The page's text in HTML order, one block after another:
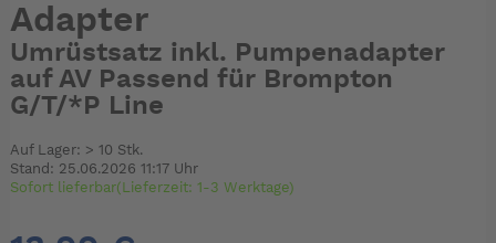
Adapter
Umrüstsatz inkl. Pumpenadapter
auf AV Passend für Brompton
G/T/*P Line
Auf Lager: > 10 Stk.
Stand: 25.06.2026 11:17 Uhr
Sofort lieferbar(Lieferzeit: 1-3 Werktage)